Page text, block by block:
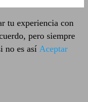
tu experiencia con
pero siempre
no es así Aceptar